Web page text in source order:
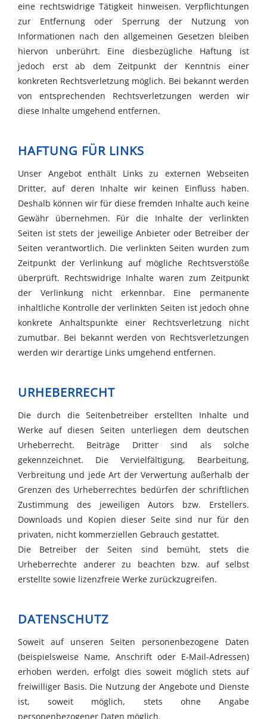
eine rechtswidrige Tätigkeit hinweisen. Verpflichtungen
zur Entfernung oder Sperrung der Nutzung von
Informationen nach den allgemeinen Gesetzen bleiben
hiervon unberührt. Eine diesbezügliche Haftung ist
jedoch erst ab dem Zeitpunkt der Kenntnis einer
konkreten Rechtsverletzung möglich. Bei bekannt werden
von entsprechenden Rechtsverletzungen werden wir
diese Inhalte umgehend entfernen.
HAFTUNG FÜR LINKS
Unser Angebot enthält Links zu externen Webseiten
Dritter, auf deren Inhalte wir keinen Einfluss haben.
Deshalb können wir für diese fremden Inhalte auch keine
Gewähr übernehmen. Für die Inhalte der verlinkten
Seiten ist stets der jeweilige Anbieter oder Betreiber der
Seiten verantwortlich. Die verlinkten Seiten wurden zum
Zeitpunkt der Verlinkung auf mögliche Rechtsverstöße
überprüft. Rechtswidrige Inhalte waren zum Zeitpunkt
der Verlinkung nicht erkennbar. Eine permanente
inhaltliche Kontrolle der verlinkten Seiten ist jedoch ohne
konkrete Anhaltspunkte einer Rechtsverletzung nicht
zumutbar. Bei bekannt werden von Rechtsverletzungen
werden wir derartige Links umgehend entfernen.
URHEBERRECHT
Die durch die Seitenbetreiber erstellten Inhalte und
Werke auf diesen Seiten unterliegen dem deutschen
Urheberrecht. Beiträge Dritter sind als solche
gekennzeichnet. Die Vervielfältigung, Bearbeitung,
Verbreitung und jede Art der Verwertung außerhalb der
Grenzen des Urheberrechtes bedürfen der schriftlichen
Zustimmung des jeweiligen Autors bzw. Erstellers.
Downloads und Kopien dieser Seite sind nur für den
privaten, nicht kommerziellen Gebrauch gestattet.
Die Betreiber der Seiten sind bemüht, stets die
Urheberrechte anderer zu beachten bzw. auf selbst
erstellte sowie lizenzfreie Werke zurückzugreifen.
DATENSCHUTZ
Soweit auf unseren Seiten personenbezogene Daten
(beispielsweise Name, Anschrift oder E-Mail-Adressen)
erhoben werden, erfolgt dies soweit möglich stets auf
freiwilliger Basis. Die Nutzung der Angebote und Dienste
ist, soweit möglich, stets ohne Angabe
personenbezogener Daten möglich.